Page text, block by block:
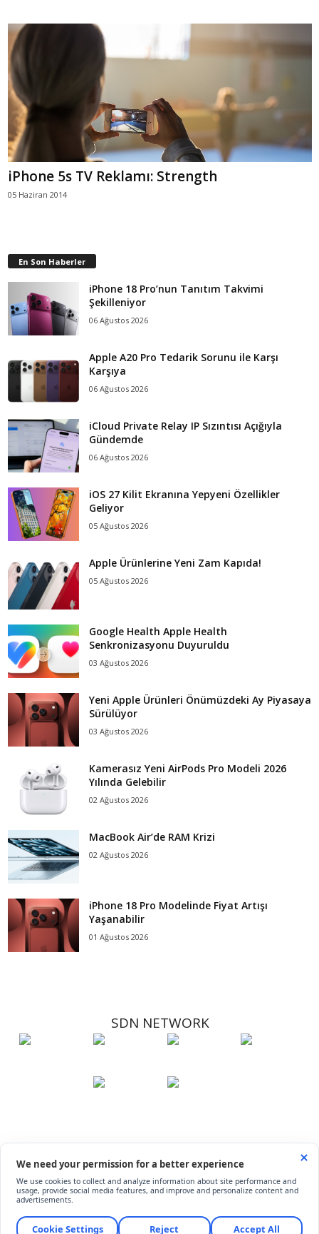
iPhone 5s TV Reklamı: Strength
05 Haziran 2014
En Son Haberler
iPhone 18 Pro’nun Tanıtım Takvimi
Şekilleniyor
06 Ağustos 2026
Apple A20 Pro Tedarik Sorunu ile Karşı
Karşıya
06 Ağustos 2026
iCloud Private Relay IP Sızıntısı Açığıyla
Gündemde
06 Ağustos 2026
iOS 27 Kilit Ekranına Yepyeni Özellikler
Geliyor
05 Ağustos 2026
Apple Ürünlerine Yeni Zam Kapıda!
05 Ağustos 2026
Google Health Apple Health
Senkronizasyonu Duyuruldu
03 Ağustos 2026
Yeni Apple Ürünleri Önümüzdeki Ay Piyasaya
Sürülüyor
03 Ağustos 2026
Kamerasız Yeni AirPods Pro Modeli 2026
Yılında Gelebilir
02 Ağustos 2026
MacBook Air’de RAM Krizi
02 Ağustos 2026
iPhone 18 Pro Modelinde Fiyat Artışı
Yaşanabilir
01 Ağustos 2026
SDN NETWORK